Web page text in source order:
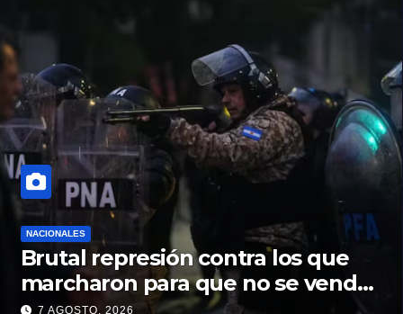
NACIONALES
Brutal represión contra los que
marcharon para que no se venda
la patria
7 AGOSTO, 2026